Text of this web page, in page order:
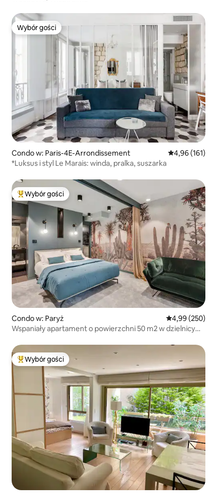
Wybór gości
Wybór gości
Condo w: Paris-4E-Arrondissement Średnia
4,96 (161)
*Luksus i styl Le Marais: winda, pralka, suszarka
Najpopularniejsze z kategorii Wybór gości
Wybór gości
Condo w: Paryż Średnia
4,99 (250)
Wspaniały apartament o powierzchni 50 m2 w dzielnicy
Najpopularniejsze z kategorii Wybór gości
Wybór gości